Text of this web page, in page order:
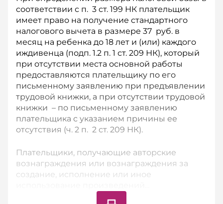
соответствии с п. 3 ст. 199 НК плательщик
имеет право на получение стандартного
налогового вычета в размере 37 руб. в
месяц на ребенка до 18 лет и (или) каждого
иждивенца (подп. 1.2 п. 1 ст. 209 НК), который
при отсутствии места основной работы
предоставляются плательщику по его
письменному заявлению при предъявлении
трудовой книжки, а при отсутствии трудовой
книжки – по письменному заявлению
плательщика с указанием причины ее
отсутствия (ч. 2 п. 2 ст. 209 НК).
Плательщики, получающие авторские
вознаграждения или вознаграждения за
создание, исполнение или иное